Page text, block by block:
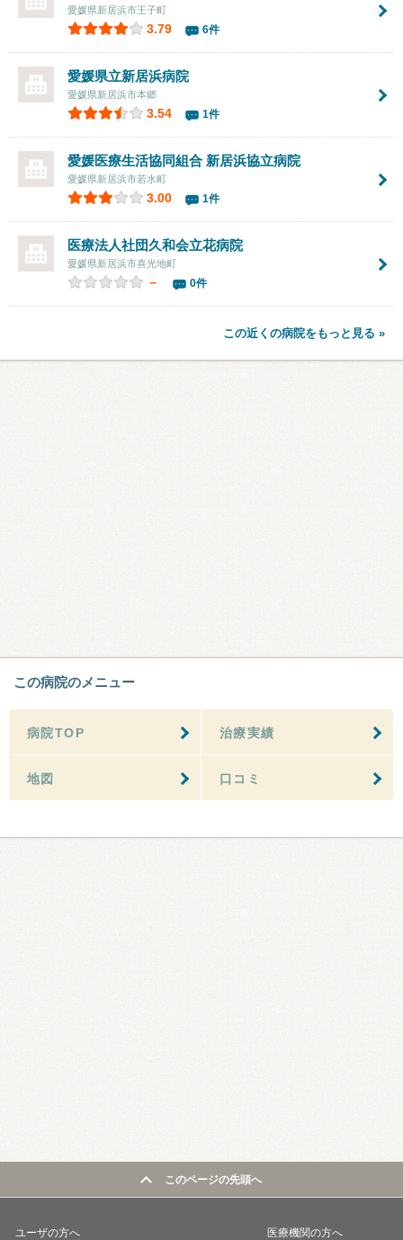
愛媛県新居浜市王子町
3.79 6件
愛媛県立新居浜病院
愛媛県新居浜市本郷
3.54 1件
愛媛医療生活協同組合 新居浜協立病院
愛媛県新居浜市若水町
3.00 1件
医療法人社団久和会立花病院
愛媛県新居浜市喜光地町
－ 0件
この近くの病院をもっと見る »
この病院のメニュー
病院TOP 治療実績
地図 口コミ
このページの先頭へ
ユーザの方へ 医療機関の方へ